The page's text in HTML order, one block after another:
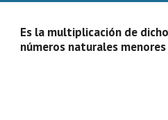
Es la multiplicación de
números naturales